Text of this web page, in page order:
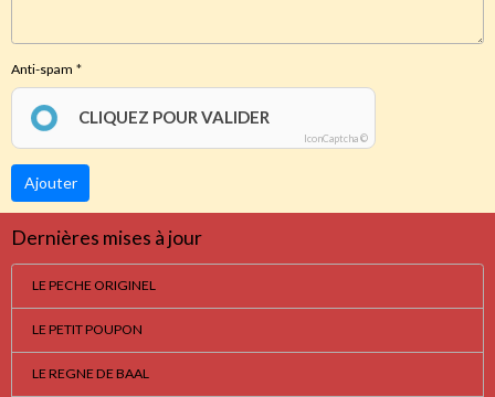
Anti-spam
CLIQUEZ POUR VALIDER
IconCaptcha ©
Ajouter
Dernières mises à jour
LE PECHE ORIGINEL
LE PETIT POUPON
LE REGNE DE BAAL